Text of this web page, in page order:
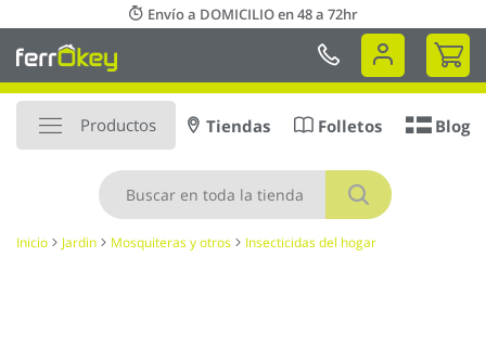
al
contenido
Envío a DOMICILIO en 48 a 72hr
Mi
Productos
Buscar
Tiendas Folletos Blog
Inicio Jardin Mosquiteras y otros Insecticidas del hogar